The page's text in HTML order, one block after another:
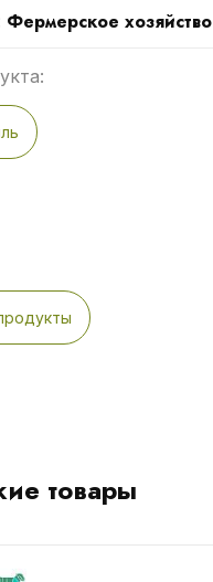
Фермерское хозяйство
товары